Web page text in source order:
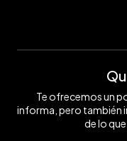
Te ofrecemos un
informa, pero también
de lo